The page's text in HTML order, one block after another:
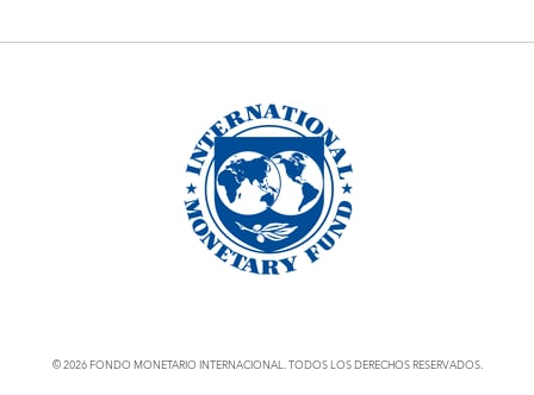
© 2026 FONDO MONETARIO INTERNACIONAL. TODOS LOS DERECHOS RESERVADOS.